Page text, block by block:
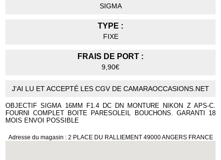
SIGMA
TYPE :
FIXE
FRAIS DE PORT :
9,90€
J'AI LU ET ACCEPTÉ LES CGV DE CAMARAOCCASIONS.NET
OBJECTIF SIGMA 16MM F1.4 DC DN MONTURE NIKON Z APS-C.
FOURNI COMPLET BOITE PARESOLEIL BOUCHONS. GARANTI 18
MOIS ENVOI POSSIBLE
Adresse du magasin : 2 PLACE DU RALLIEMENT 49000 ANGERS FRANCE